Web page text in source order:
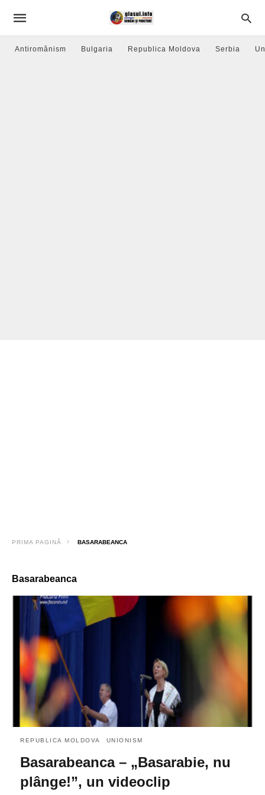
Antiromânism Bulgaria Republica Moldova Serbia
PRIMA PAGINĂ BASARABEANCA
Basarabeanca
REPUBLICA MOLDOVA UNIONISM
Basarabeanca – „Basarabie, nu
plânge!”, un videoclip